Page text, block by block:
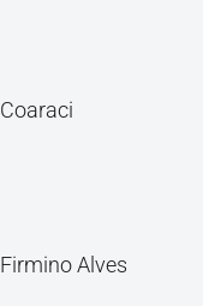
Coaraci
Firmino Alves